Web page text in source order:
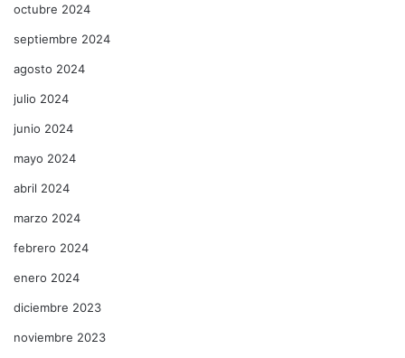
octubre 2024
septiembre 2024
agosto 2024
julio 2024
junio 2024
mayo 2024
abril 2024
marzo 2024
febrero 2024
enero 2024
diciembre 2023
noviembre 2023